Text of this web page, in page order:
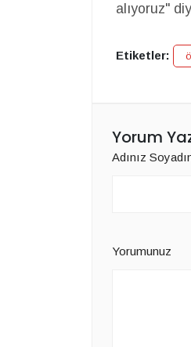
alıyoruz"
Etiketler:
Yorum
Adınız
Yorumunuz